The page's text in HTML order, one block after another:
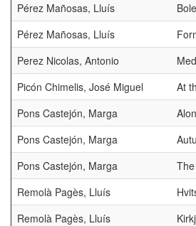
Pérez Mañosas, Lluís
Pérez Mañosas, Lluís
Perez Nicolas, Antonio
Picón Chimelis, José Miguel
At
Pons Castejón, Marga
Pons Castejón, Marga
Pons Castejón, Marga
Remolà Pagès, Lluís
Remolà Pagès, Lluís